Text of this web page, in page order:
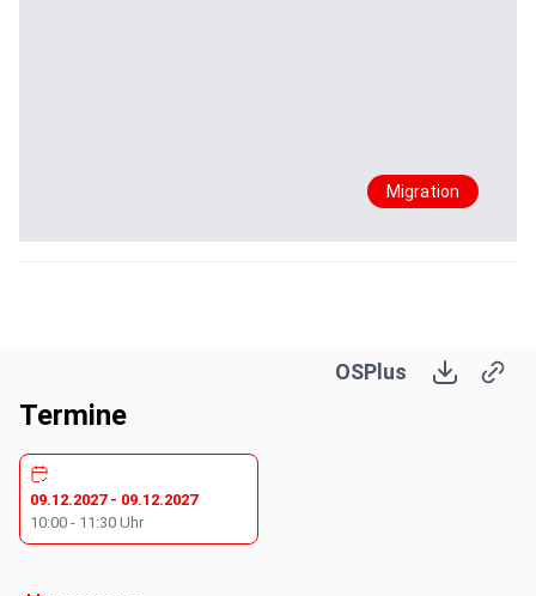
Migration
OSPlus
Termine
09.12.2027- 09.12.2027
10:00 - 11:30 Uhr